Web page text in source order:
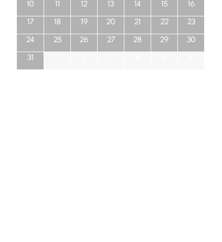
10 11 12 13 14 15 16
17 18 19 20 21 22 23
24 25 26 27 28 29 30
31